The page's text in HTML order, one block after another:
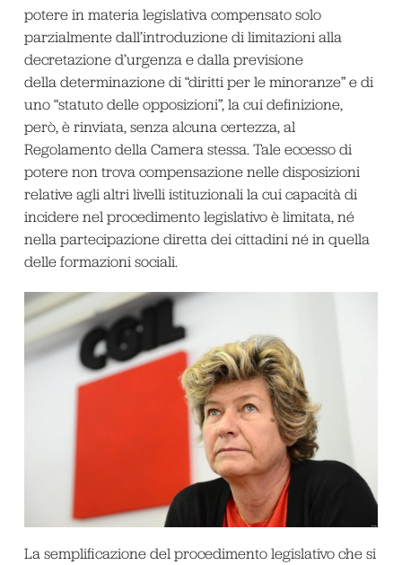
potere in materia legislativa compensato solo
parzialmente dall’introduzione di limitazioni alla
decretazione d’urgenza e dalla previsione
della determinazione di “diritti per le minoranze” e di
uno “statuto delle opposizioni”, la cui definizione,
però, è rinviata, senza alcuna certezza, al
Regolamento della Camera stessa. Tale eccesso di
potere non trova compensazione nelle disposizioni
relative agli altri livelli istituzionali la cui capacità di
incidere nel procedimento legislativo è limitata, né
nella partecipazione diretta dei cittadini né in quella
delle formazioni sociali.
La semplificazione del procedimento legislativo che si